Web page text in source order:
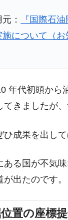
白毛馬」とは？
イダーの意外すぎ
ターズ挑戦の歴史
ールの高額取引馬
：
『国際石
について（お
年代初頭か
きましたが
ひ成果を出し
ある国が不気
出たのです。
置の座標